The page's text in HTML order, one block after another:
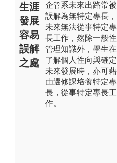
生涯
發展
容易
誤解
之處
企管系未來出路常被
誤解為無特定專長，
未來無法從事特定專
長工作，然除一般性
管理知識外，學生在
了解個人性向與確定
未來發展時，亦可藉
由選修課培養特定專
長，從事特定專長工
作。